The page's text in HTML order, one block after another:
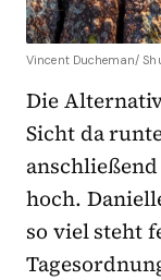
Vincent Ducheman/
Die
Sicht da
hoch.
so viel steht